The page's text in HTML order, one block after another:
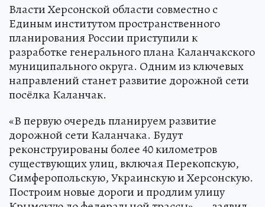
Власти Херсонской области совместно с
Единым институтом пространственного
планирования России приступили к
разработке генерального плана Каланчакского
муниципального округа. Одним из ключевых
направлений станет развитие дорожной сети
посёлка Каланчак.
«В первую очередь планируем развитие
дорожной сети Каланчака. Будут
реконструированы более 40 километров
существующих улиц, включая Перекопскую,
Симферопольскую, Украинскую и Херсонскую.
Построим новые дороги и продлим улицу